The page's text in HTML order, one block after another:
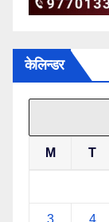
केलिन्डर
M T